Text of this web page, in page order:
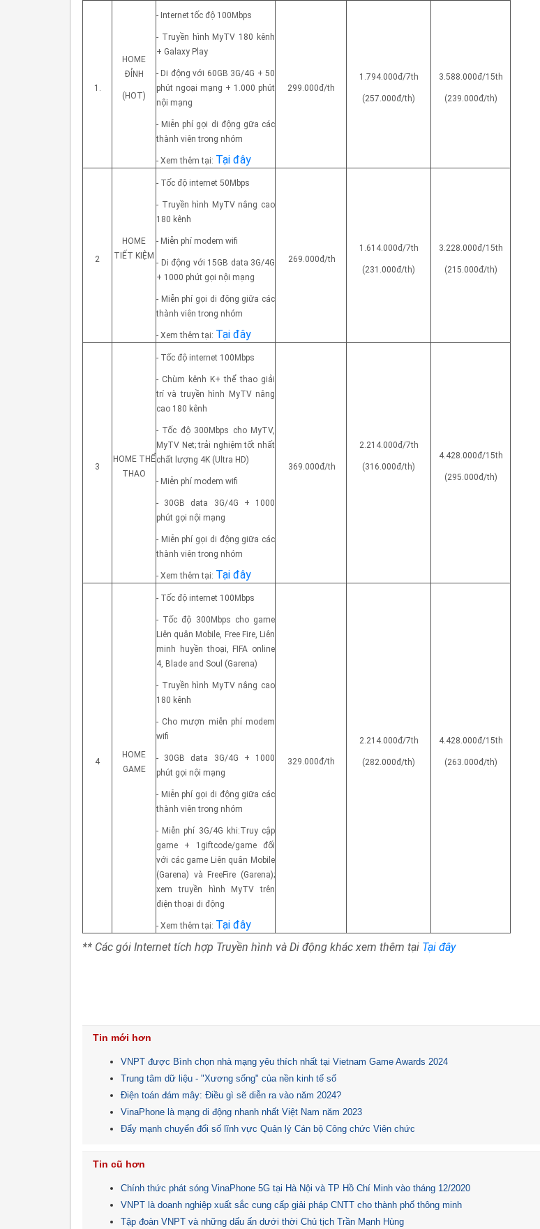
1.
HOME
ĐỈNH
(HOT)
- Internet tốc độ 100Mbps
- Truyền hình MyTV 180 kênh
+ Galaxy Play
- Di động với 60GB 3G/4G + 50
phút ngoại mạng + 1.000 phút
nội mạng
- Miễn phí gọi di động gữa các
thành viên trong nhóm
- Xem thêm tại: Tại đây
299.000đ/th
1.794.000đ/7th
(257.000đ/th)
3.588.000đ/15th
(239.000đ/th)
2
HOME
TIẾT KIỆM
- Tốc độ internet 50Mbps
- Truyền hình MyTV nâng cao
180 kênh
- Miễn phí modem wifi
- Di động với 15GB data 3G/4G
+ 1000 phút gọi nội mạng
- Miễn phí gọi di động giữa các
thành viên trong nhóm
- Xem thêm tại: Tại đây
269.000đ/th
1.614.000đ/7th
(231.000đ/th)
3.228.000đ/15th
(215.000đ/th)
3
HOME THỂ
THAO
- Tốc độ internet 100Mbps
- Chùm kênh K+ thể thao giải
trí và truyền hình MyTV nâng
cao 180 kênh
- Tốc độ 300Mbps cho MyTV,
MyTV Net; trải nghiệm tốt nhất
chất lượng 4K (Ultra HD)
- Miễn phí modem wifi
- 30GB data 3G/4G + 1000
phút gọi nội mạng
- Miễn phí gọi di động giữa các
thành viên trong nhóm
- Xem thêm tại: Tại đây
369.000đ/th
2.214.000đ/7th
(316.000đ/th)
4.428.000đ/15th
(295.000đ/th)
4
HOME
GAME
- Tốc độ internet 100Mbps
- Tốc độ 300Mbps cho game
Liên quân Mobile, Free Fire, Liên
minh huyền thoại, FIFA online
4, Blade and Soul (Garena)
- Truyền hình MyTV nâng cao
180 kênh
- Cho mượn miễn phí modem
wifi
- 30GB data 3G/4G + 1000
phút gọi nội mạng
- Miễn phí gọi di động giữa các
thành viên trong nhóm
- Miễn phí 3G/4G khi:Truy cập
game + 1giftcode/game đối
với các game Liên quân Mobile
(Garena) và FreeFire (Garena);
xem truyền hình MyTV trên
điện thoại di động
- Xem thêm tại: Tại đây
329.000đ/th
2.214.000đ/7th
(282.000đ/th)
4.428.000đ/15th
(263.000đ/th)
** Các gói Internet tích hợp Truyền hình và Di động khác xem thêm tại Tại đây
Tin mới hơn
VNPT được Bình chọn nhà mạng yêu thích nhất tại Vietnam Game Awards 2024
Trung tâm dữ liệu - "Xương sống" của nền kinh tế số
Điện toán đám mây: Điều gì sẽ diễn ra vào năm 2024?
VinaPhone là mạng di động nhanh nhất Việt Nam năm 2023
Đẩy mạnh chuyển đổi số lĩnh vực Quản lý Cán bộ Công chức Viên chức
Tin cũ hơn
Chính thức phát sóng VinaPhone 5G tại Hà Nội và TP Hồ Chí Minh vào tháng 12/2020
VNPT là doanh nghiệp xuất sắc cung cấp giải pháp CNTT cho thành phố thông minh
Tập đoàn VNPT và những dấu ấn dưới thời Chủ tịch Trần Mạnh Hùng